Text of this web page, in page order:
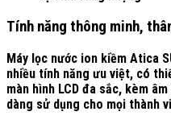
Tính năng thông minh,
Máy lọc nước ion kiềm Atica
nhiều tính năng ưu việt, có
màn hình LCD đa sắc, kèm
dàng sử dụng cho mọi thành